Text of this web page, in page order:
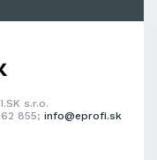
s.r.o.
855; info@eprofi.sk